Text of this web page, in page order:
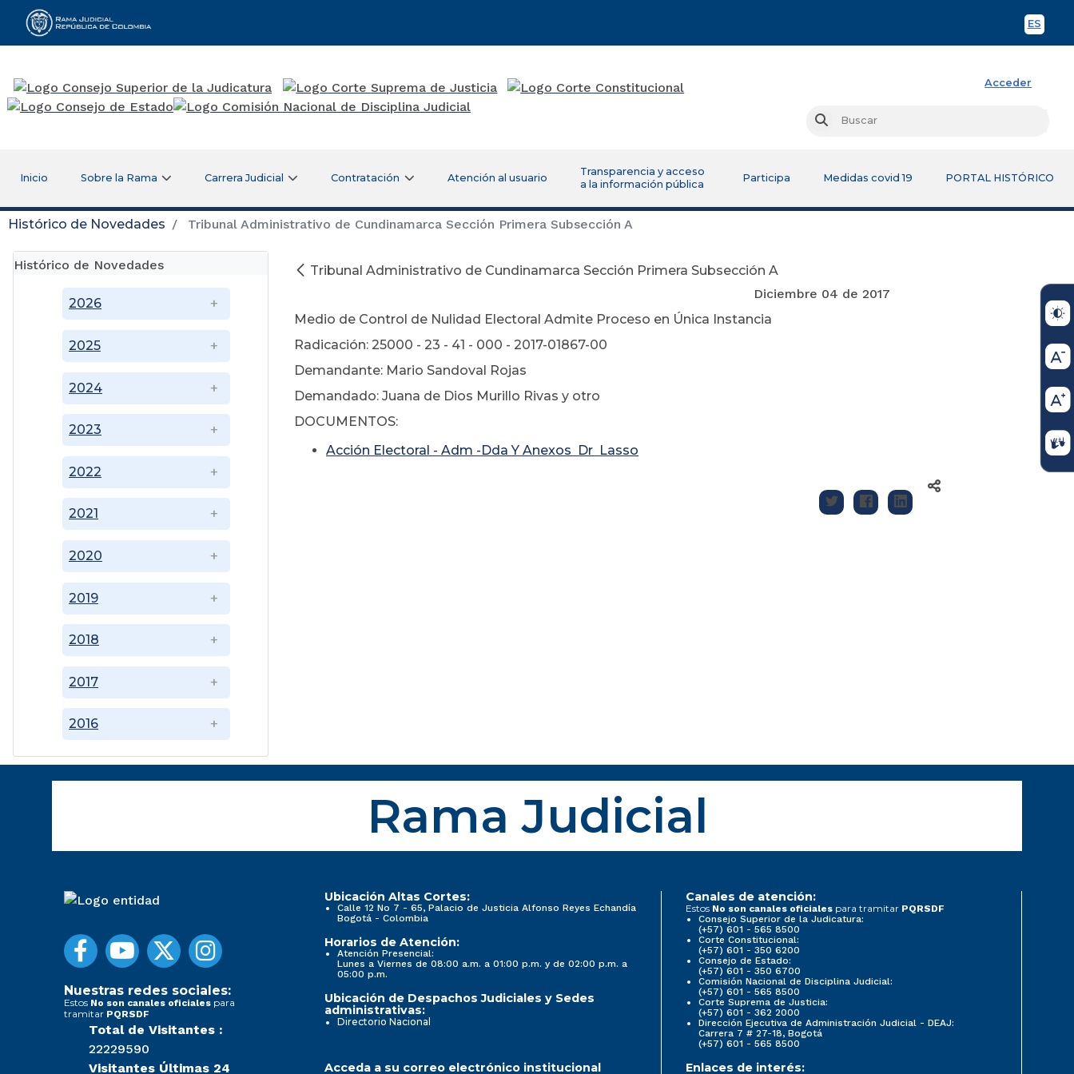
ES
Rama Judicial
Acceder
Buscar
Inicio Sobre la Rama Carrera Judicial Contratación Atención al usuario
Transparencia y acceso
a la información pública
Participa Medidas covid 19 PORTAL HISTÓRICO
Histórico de Novedades Tribunal Administrativo de Cundinamarca Sección Primera Subsección A
Histórico de Novedades
2016
2017
2018
2019
2020
2021
2022
2023
2024
2025
2026
Tribunal Administrativo de Cundinamarca Sección Primera Subsección A
Diciembre 04 de 2017
Medio de Control de Nulidad Electoral Admite Proceso en Única Instancia
Radicación: 25000 - 23 - 41 - 000 - 2017-01867-00
Demandante: Mario Sandoval Rojas
Demandado: Juana de Dios Murillo Rivas y otro
DOCUMENTOS:
Acción Electoral - Adm -Dda Y Anexos Dr Lasso
Rama Judicial
Nuestras redes sociales:
Estos No son canales oficiales para
tramitar PQRSDF
Total de Visitantes :
22229590
Visitantes Últimas 24
Ubicación Altas Cortes:
Calle 12 No 7 - 65, Palacio de Justicia Alfonso Reyes Echandía
Bogotá - Colombia
Horarios de Atención:
Atención Presencial:
Lunes a Viernes de 08:00 a.m. a 01:00 p.m. y de 02:00 p.m. a
05:00 p.m.
Ubicación de Despachos Judiciales y Sedes
administrativas:
Directorio Nacional
Canales de atención:
Estos No son canales oficiales para tramitar PQRSDF
Consejo Superior de la Judicatura:
(+57) 601 - 565 8500
Corte Constitucional:
(+57) 601 - 350 6200
Consejo de Estado:
(+57) 601 - 350 6700
Comisión Nacional de Disciplina Judicial:
(+57) 601 - 565 8500
Corte Suprema de Justicia:
(+57) 601 - 362 2000
Dirección Ejecutiva de Administración Judicial - DEAJ:
Carrera 7 # 27-18, Bogotá
(+57) 601 - 565 8500
Acceda a su correo electrónico institucional Enlaces de interés: